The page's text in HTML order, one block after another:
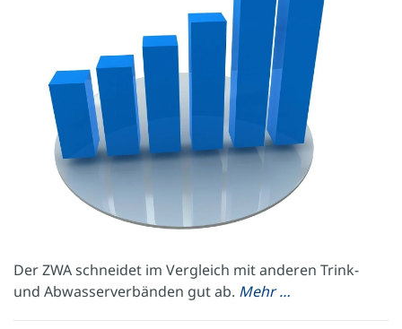
Der ZWA schneidet im Vergleich mit anderen Trink-
und Abwasserverbänden gut ab. Mehr …